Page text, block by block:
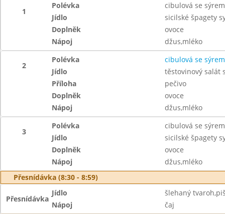
1
Polévka
cibulová se sýrem
Jídlo
sicilské špagety
Doplněk
ovoce
Nápoj
džus,mléko
2
Polévka
cibulová se sýrem
Jídlo
těstovinový salát
Příloha
pečivo
Doplněk
ovoce
Nápoj
džus,mléko
3
Polévka
cibulová se sýrem
Jídlo
sicilské špagety
Doplněk
ovoce
Nápoj
džus,mléko
Přesnídávka (8:30 - 8:59)
Přesnídávka
Jídlo
šlehaný
Nápoj
čaj